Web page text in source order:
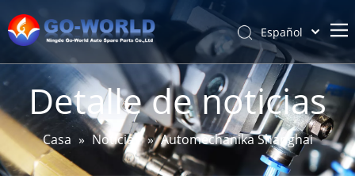
Hogar
Acerca de
Productos
Servicio y personalización
Español
Português
Pусский
Latine
Français
简体中文
English
Detalle de noticias
Casa » Noticias » Automechanika Shanghai